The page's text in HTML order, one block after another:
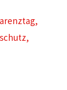
,
,